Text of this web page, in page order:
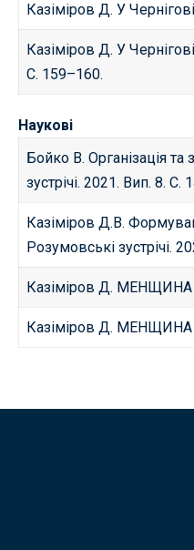
Казіміров Д. У
Казіміров Д. У
С. 159–160.
Наукові
Бойко В. Організація та
зустрічі. 2021. Вип. 8. С.
Казіміров Д.В.
Розумовські зустрічі.
Казіміров Д. МЕНЩИНА
Казіміров Д. МЕНЩИНА